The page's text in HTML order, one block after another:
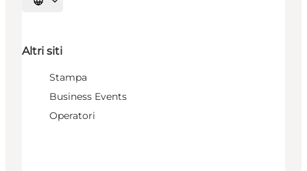
Seleziona la lingua
Altri siti
Stampa
Business Events
Operatori